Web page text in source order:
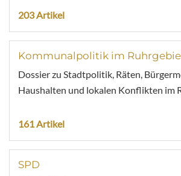
203 Artikel
Kommunalpolitik im
Dossier zu Stadtpolitik, Räten,
Haushalten und lokalen Konflikten im
161 Artikel
SPD